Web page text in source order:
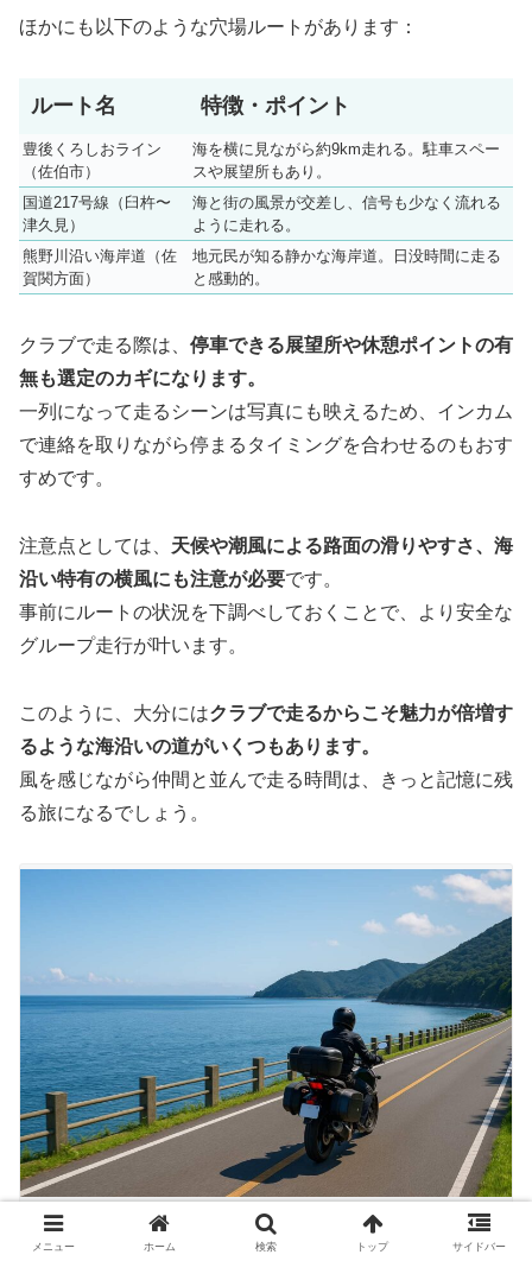
ほかにも以下のような穴場ルートがあります：
ルート名 特徴・ポイント
豊後くろしおライン
（佐伯市）
海を横に見ながら約9km走れる。駐車スペー
スや展望所もあり。
国道217号線（臼杵〜
津久見）
海と街の風景が交差し、信号も少なく流れる
ように走れる。
熊野川沿い海岸道（佐
賀関方面）
地元民が知る静かな海岸道。日没時間に走る
と感動的。
クラブで走る際は、 停車できる展望所や休憩ポイントの有
無も選定のカギになります。
一列になって走るシーンは写真にも映えるため、インカム
で連絡を取りながら停まるタイミングを合わせるのもおす
すめです。
注意点としては、 天候や潮風による路面の滑りやすさ、海
沿い特有の横風にも注意が必要です。
事前にルートの状況を下調べしておくことで、より安全な
グループ走行が叶います。
このように、大分にはクラブで走るからこそ魅力が倍増す
るような海沿いの道がいくつもあります。
風を感じながら仲間と並んで走る時間は、きっと記憶に残
る旅になるでしょう。
大分の穴場海岸線を仲間と快走するツーリングクラブに最適な絶景コ
ース
メニュー ホーム 検索 トップ サイドバー